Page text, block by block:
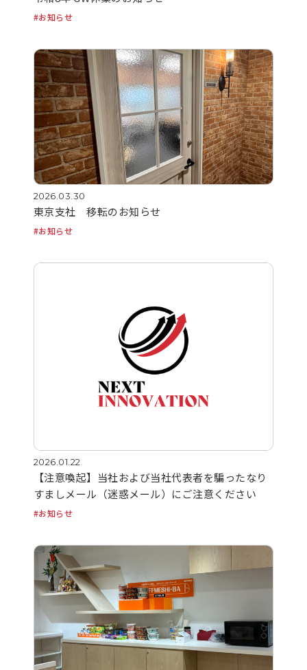
お知らせ
2026.03.30
東京支社 移転のお知らせ
お知らせ
2026.01.22
【注意喚起】当社および当社代表者を騙ったなり
すましメール（迷惑メール）にご注意ください
お知らせ